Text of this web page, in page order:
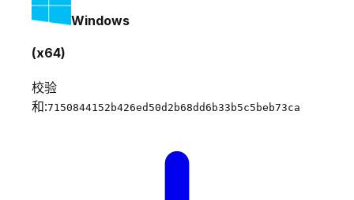
Windows
(x64)
校验
和:7150844152b426ed50d2b68dd6b33b5c5beb73ca